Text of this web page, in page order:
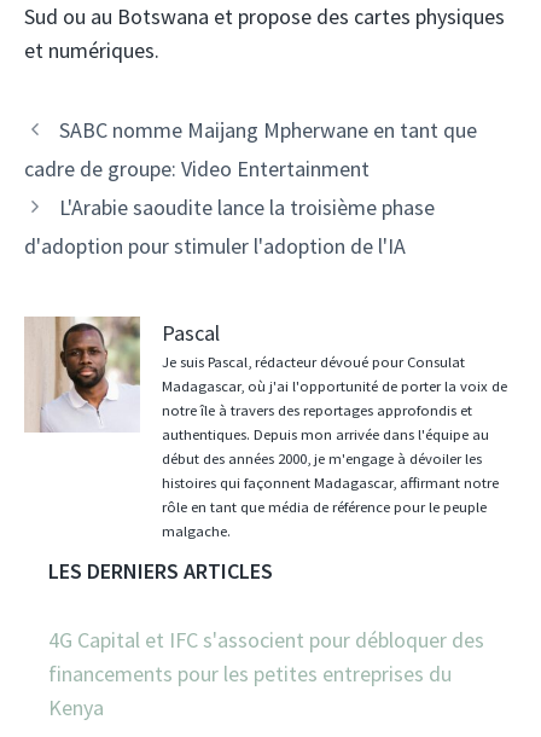
Sud ou au Botswana et propose des cartes physiques
et numériques.
Navigation
des
SABC nomme Maijang Mpherwane en tant que
cadre de groupe: Video Entertainment
L'Arabie saoudite lance la troisième phase
d'adoption pour stimuler l'adoption de l'IA
Pascal
Je suis Pascal, rédacteur dévoué pour Consulat
Madagascar, où j'ai l'opportunité de porter la voix de
notre île à travers des reportages approfondis et
authentiques. Depuis mon arrivée dans l'équipe au
début des années 2000, je m'engage à dévoiler les
histoires qui façonnent Madagascar, affirmant notre
rôle en tant que média de référence pour le peuple
malgache.
LES DERNIERS ARTICLES
4G Capital et IFC s'associent pour débloquer des
financements pour les petites entreprises du
Kenya